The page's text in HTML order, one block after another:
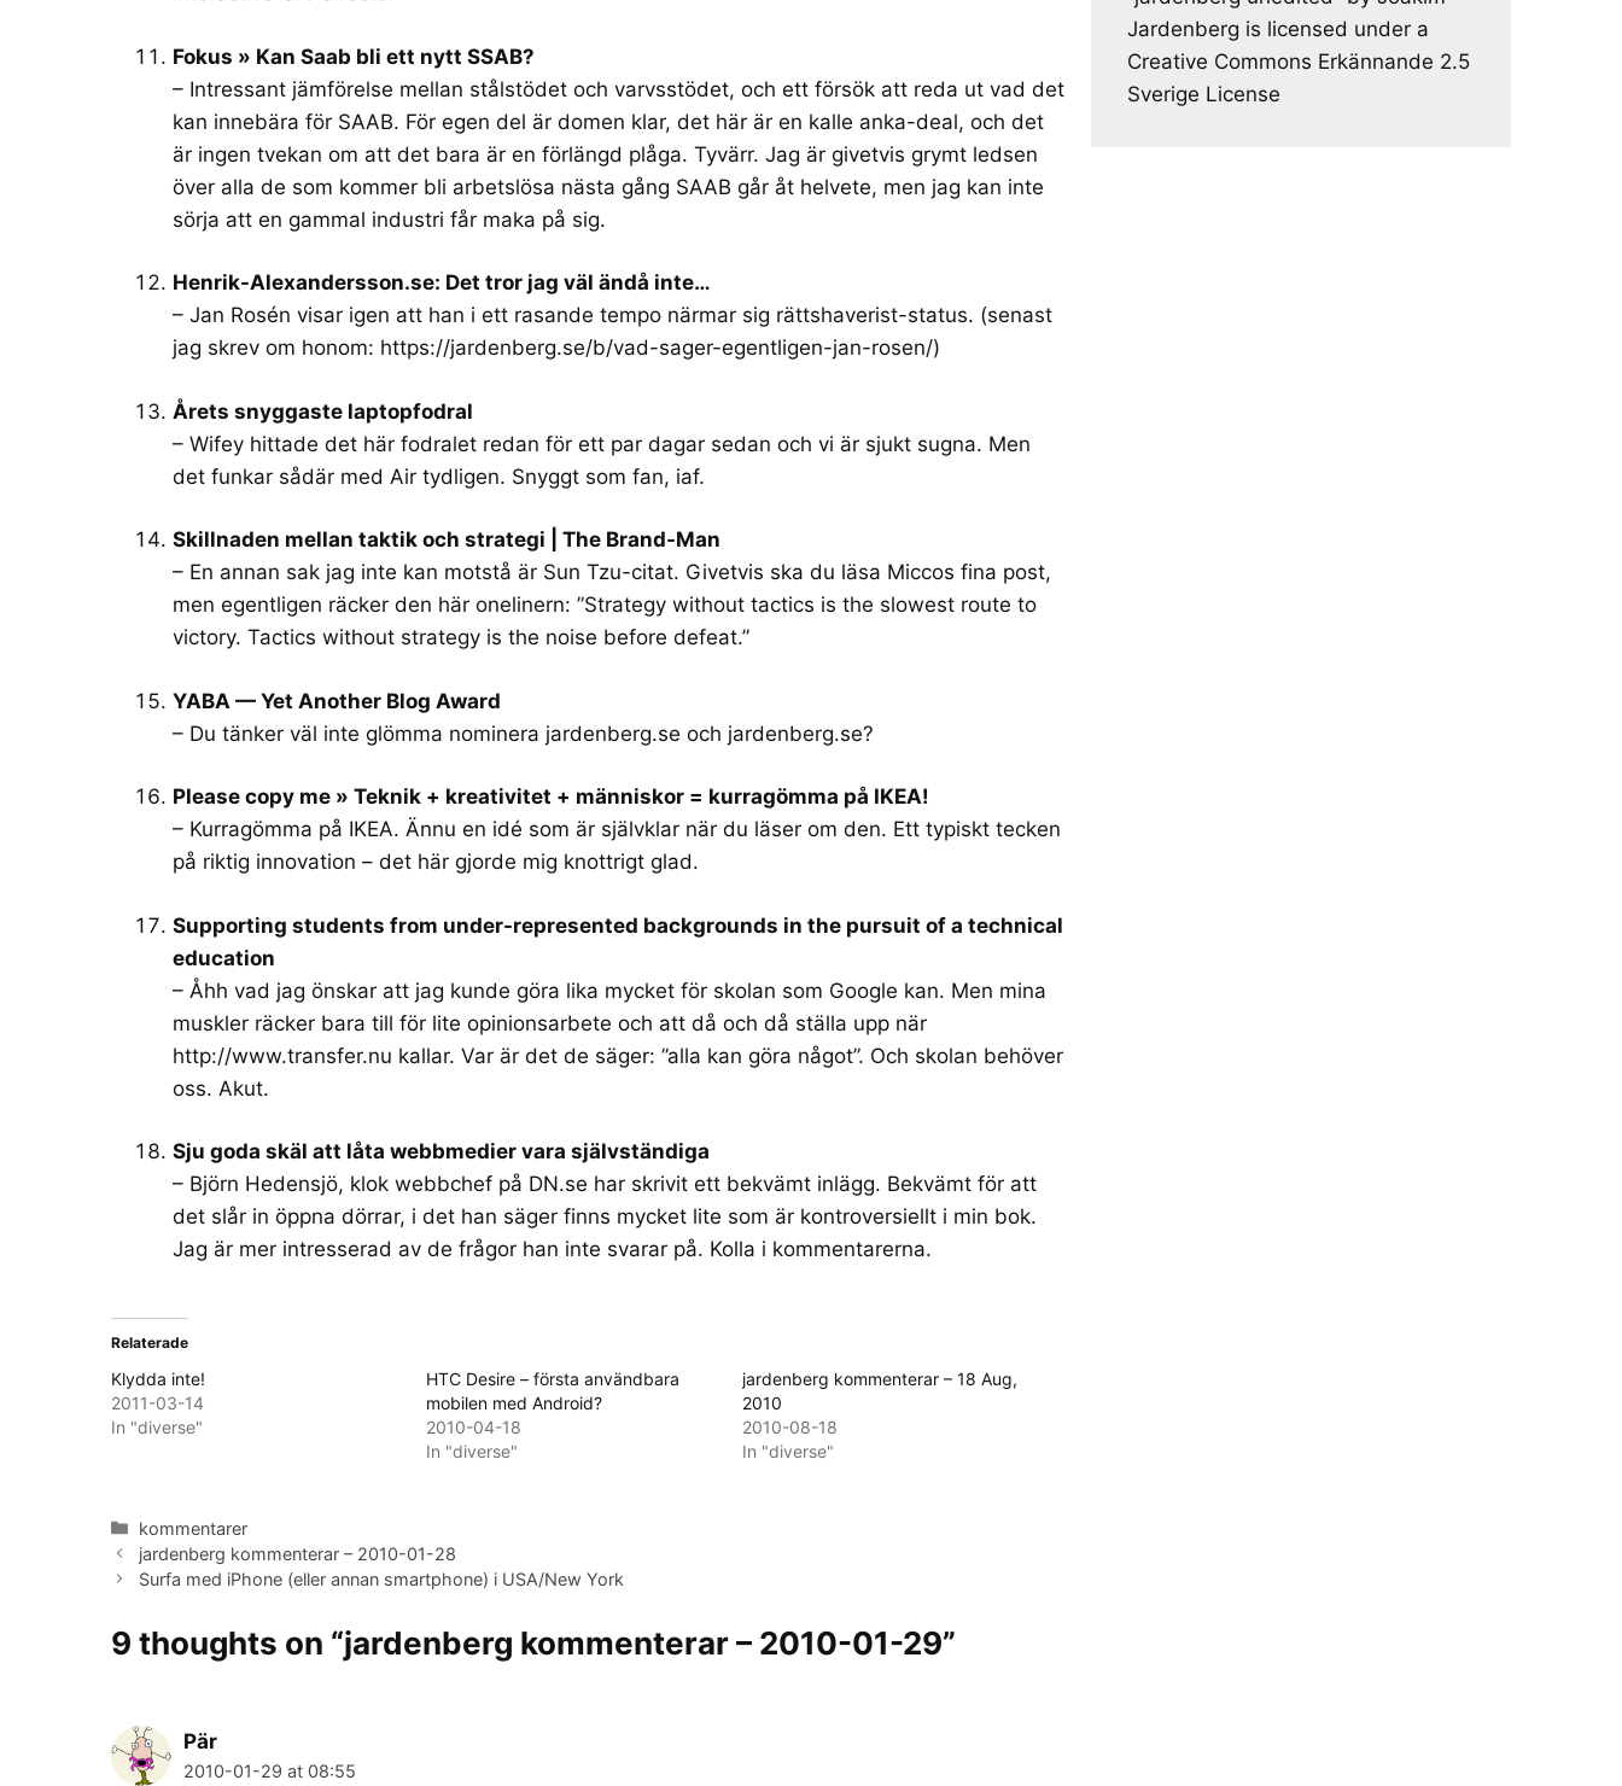
Fokus » Kan Saab bli ett nytt SSAB?
– Intressant jämförelse mellan stålstödet och varvsstödet, och ett försök att reda ut vad det
kan innebära för SAAB. För egen del är domen klar, det här är en kalle anka-deal, och det
är ingen tvekan om att det bara är en förlängd plåga. Tyvärr. Jag är givetvis grymt ledsen
över alla de som kommer bli arbetslösa nästa gång SAAB går åt helvete, men jag kan inte
sörja att en gammal industri får maka på sig.
Henrik-Alexandersson.se: Det tror jag väl ändå inte…
– Jan Rosén visar igen att han i ett rasande tempo närmar sig rättshaverist-status. (senast
jag skrev om honom: https://jardenberg.se/b/vad-sager-egentligen-jan-rosen/)
Årets snyggaste laptopfodral
– Wifey hittade det här fodralet redan för ett par dagar sedan och vi är sjukt sugna. Men
det funkar sådär med Air tydligen. Snyggt som fan, iaf.
Skillnaden mellan taktik och strategi | The Brand-Man
– En annan sak jag inte kan motstå är Sun Tzu-citat. Givetvis ska du läsa Miccos fina post,
men egentligen räcker den här onelinern: ”Strategy without tactics is the slowest route to
victory. Tactics without strategy is the noise before defeat.”
YABA — Yet Another Blog Award
– Du tänker väl inte glömma nominera jardenberg.se och jardenberg.se?
Please copy me » Teknik + kreativitet + människor = kurragömma på IKEA!
– Kurragömma på IKEA. Ännu en idé som är självklar när du läser om den. Ett typiskt tecken
på riktig innovation – det här gjorde mig knottrigt glad.
Supporting students from under-represented backgrounds in the pursuit of a technical
education
– Åhh vad jag önskar att jag kunde göra lika mycket för skolan som Google kan. Men mina
muskler räcker bara till för lite opinionsarbete och att då och då ställa upp när
http://www.transfer.nu kallar. Var är det de säger: ”alla kan göra något”. Och skolan behöver
oss. Akut.
Sju goda skäl att låta webbmedier vara självständiga
– Björn Hedensjö, klok webbchef på DN.se har skrivit ett bekvämt inlägg. Bekvämt för att
det slår in öppna dörrar, i det han säger finns mycket lite som är kontroversiellt i min bok.
Jag är mer intresserad av de frågor han inte svarar på. Kolla i kommentarerna.
Relaterade
Klydda inte!
2011-03-14
In "diverse"
HTC Desire – första användbara
mobilen med Android?
2010-04-18
In "diverse"
jardenberg kommenterar – 18 Aug,
2010
2010-08-18
In "diverse"
Categories
kommentarer
jardenberg kommenterar – 2010-01-28
Surfa med iPhone (eller annan smartphone) i USA/New York
9 thoughts on “jardenberg kommenterar – 2010-01-29”
Pär
2010-01-29 at 08:55
Jardenberg is licensed under a
Creative Commons Erkännande 2.5
Sverige License